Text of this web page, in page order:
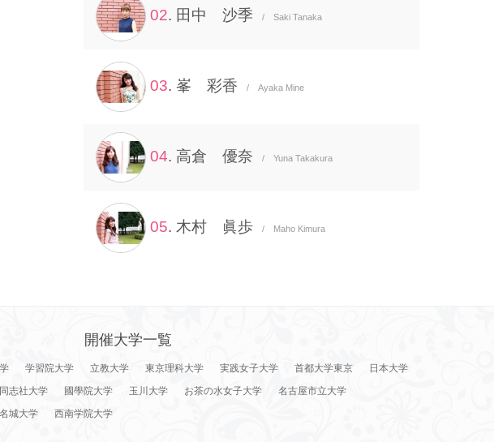
02. 田中 沙季 / Saki Tanaka
03. 峯 彩香 / Ayaka Mine
04. 高倉 優奈 / Yuna Takakura
05. 木村 眞歩 / Maho Kimura
開催大学一覧
学習院大学 立教大学 東京理科大学 実践女子大学 首都大学東京
日本大学
同志社大学 國學院大学 玉川大学 お茶の水女子大学
名古屋市立大学
名城大学 西南学院大学